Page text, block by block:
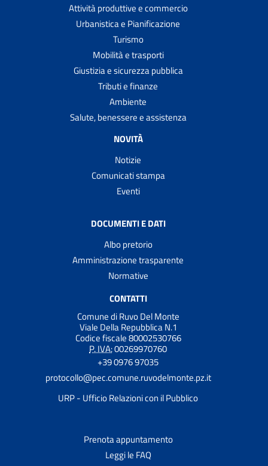
Attività produttive e commercio
Urbanistica e Pianificazione
Turismo
Mobilità e trasporti
Giustizia e sicurezza pubblica
Tributi e finanze
Ambiente
Salute, benessere e assistenza
NOVITÀ
Notizie
Comunicati stampa
Eventi
DOCUMENTI E DATI
Albo pretorio
Amministrazione trasparente
Normative
CONTATTI
Comune di Ruvo Del Monte
Viale Della Repubblica N.1
Codice fiscale 80002530766
P. IVA:00269970760
+39 0976 97035
protocollo@pec.comune.ruvodelmonte.pz.it
URP - Ufficio Relazioni con il Pubblico
Prenota appuntamento
Leggi le FAQ